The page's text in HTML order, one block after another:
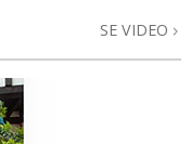
SE VIDEO